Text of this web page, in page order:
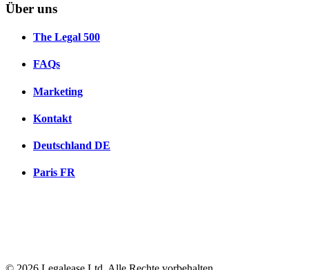
Über uns
The Legal 500
FAQs
Marketing
Kontakt
Deutschland DE
Paris FR